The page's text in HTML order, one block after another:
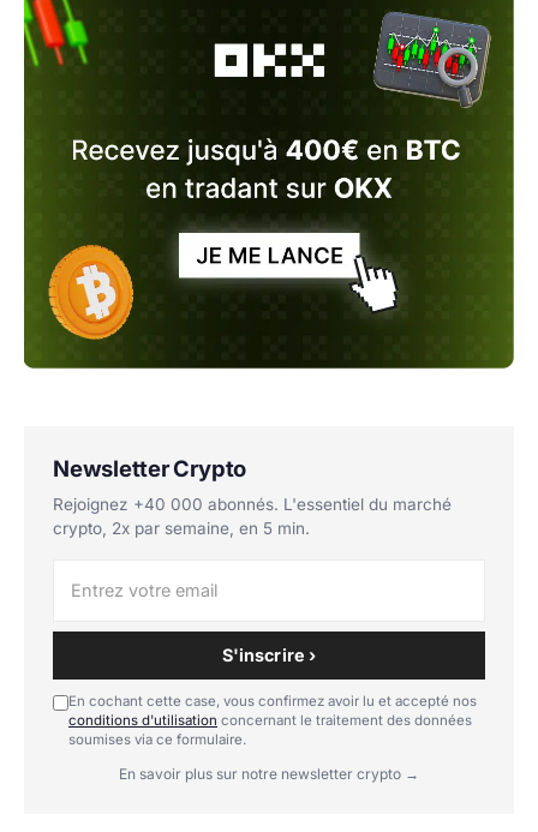
Newsletter Crypto
Rejoignez +40 000 abonnés. L'essentiel du marché
crypto, 2x par semaine, en 5 min.
S'inscrire ›
En cochant cette case, vous confirmez avoir lu et accepté nos
conditions d'utilisation concernant le traitement des données
soumises via ce formulaire.
En savoir plus sur notre newsletter crypto →